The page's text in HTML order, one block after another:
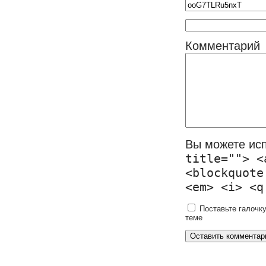
Комментарий
Вы можете
title="">
<em> <i>
Поставьте
теме